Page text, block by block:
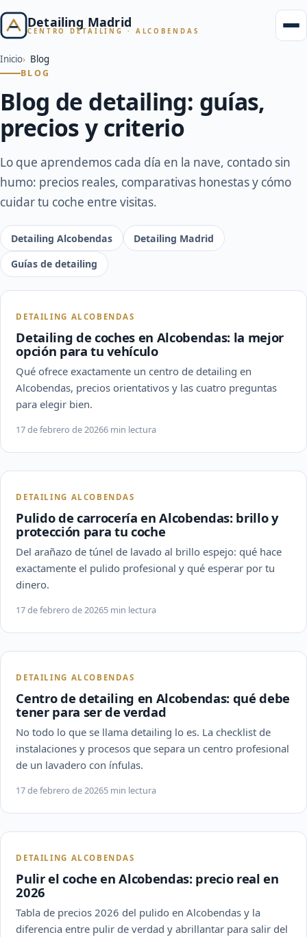
Detailing Madrid
CENTRO DETAILING · ALCOBENDAS
Inicio Blog
BLOG
Blog de detailing: guías,
precios y criterio
Lo que aprendemos cada día en la nave, contado sin
humo: precios reales, comparativas honestas y cómo
cuidar tu coche entre visitas.
Detailing Alcobendas
Detailing Madrid
Guías de detailing
DETAILING ALCOBENDAS
Detailing de coches en Alcobendas: la mejor
opción para tu vehículo
Qué ofrece exactamente un centro de detailing en
Alcobendas, precios orientativos y las cuatro preguntas
para elegir bien.
17 de febrero de 20266 min lectura
DETAILING ALCOBENDAS
Pulido de carrocería en Alcobendas: brillo y
protección para tu coche
Del arañazo de túnel de lavado al brillo espejo: qué hace
exactamente el pulido profesional y qué esperar por tu
dinero.
17 de febrero de 20265 min lectura
DETAILING ALCOBENDAS
Centro de detailing en Alcobendas: qué debe
tener para ser de verdad
No todo lo que se llama detailing lo es. La checklist de
instalaciones y procesos que separa un centro profesional
de un lavadero con ínfulas.
17 de febrero de 20265 min lectura
DETAILING ALCOBENDAS
Pulir el coche en Alcobendas: precio real en
2026
Tabla de precios 2026 del pulido en Alcobendas y la
diferencia entre pulir de verdad y abrillantar para salir del